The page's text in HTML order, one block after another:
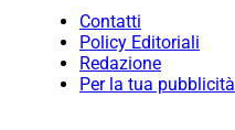
Contatti
Policy Editoriali
Redazione
Per la tua pubblicità